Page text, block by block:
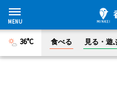
36°C 食べる 見る・遊